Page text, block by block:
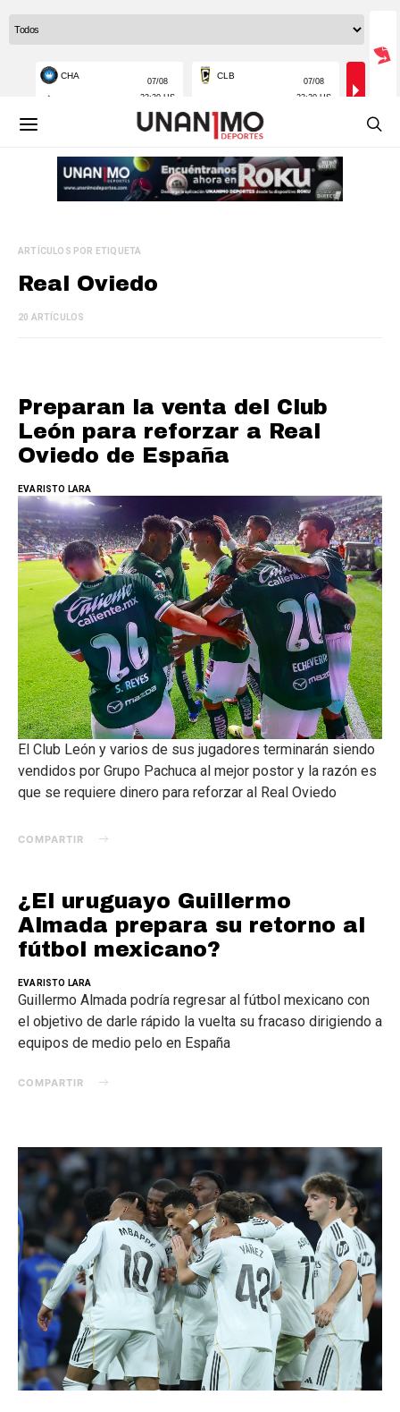
ARTÍCULOS POR ETIQUETA
Real Oviedo
20 ARTÍCULOS
Preparan la venta del Club
León para reforzar a Real
Oviedo de España
EVARISTO LARA
El Club León y varios de sus jugadores terminarán siendo
vendidos por Grupo Pachuca al mejor postor y la razón es
que se requiere dinero para reforzar al Real Oviedo
COMPARTIR
¿El uruguayo Guillermo
Almada prepara su retorno al
fútbol mexicano?
EVARISTO LARA
Guillermo Almada podría regresar al fútbol mexicano con
el objetivo de darle rápido la vuelta su fracaso dirigiendo a
equipos de medio pelo en España
COMPARTIR